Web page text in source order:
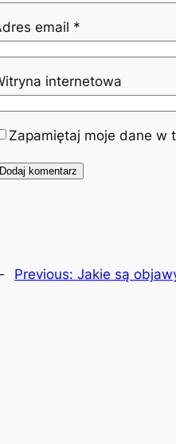
email *
internetowa
Zapamiętaj moje dane w
Previous: Jakie są